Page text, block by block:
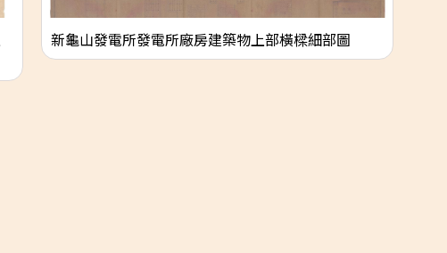
新龜山發電所發電所廠房建築物上部橫樑細部圖